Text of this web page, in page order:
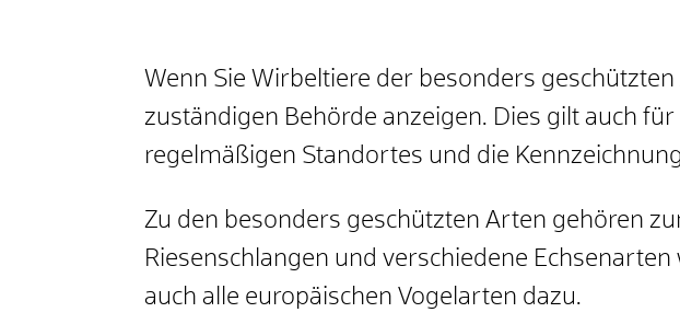
Wenn Sie Wirbeltiere der besonders
zuständigen Behörde anzeigen. Dies gilt auch
regelmäßigen Standortes und die
Zu den besonders geschützten Arten gehören
Riesenschlangen und verschiedene
auch alle europäischen Vogelarten dazu.